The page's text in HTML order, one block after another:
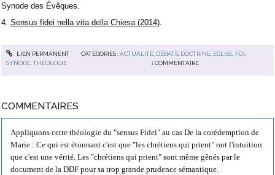
Synode des Évêques.
4. Sensus fidei nella vita della Chiesa (2014).
LIEN PERMANENT CATÉGORIES :ACTUALITÉ, DÉBATS, DOCTRINE, EGLISE, FOI
SYNODE ,THÉOLOGIE 1 COMMENTAIRE
COMMENTAIRES
Appliquons cette théologie du "sensus Fidei" au cas De la corédemption de
Marie : Ce qui est étonnant c'est que "les chrétiens qui prient" ont l'intuition
que c'est une vérité. Les "chrétiens qui prient" sont même gênés par le
document de la DDF pour sa trop grande prudence sémantique.